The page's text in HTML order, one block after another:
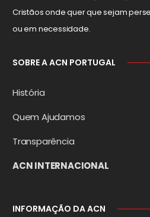
Cristãos onde quer que sejam
ou em necessidade.
SOBRE A ACN PORTUGAL
História
Quem Ajudamos
Transparência
ACN INTERNACIONAL
INFORMAÇÃO DA ACN